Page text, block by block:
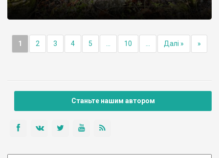
1 2 3 4 5 10 Далі » »
Станьте нашим автором